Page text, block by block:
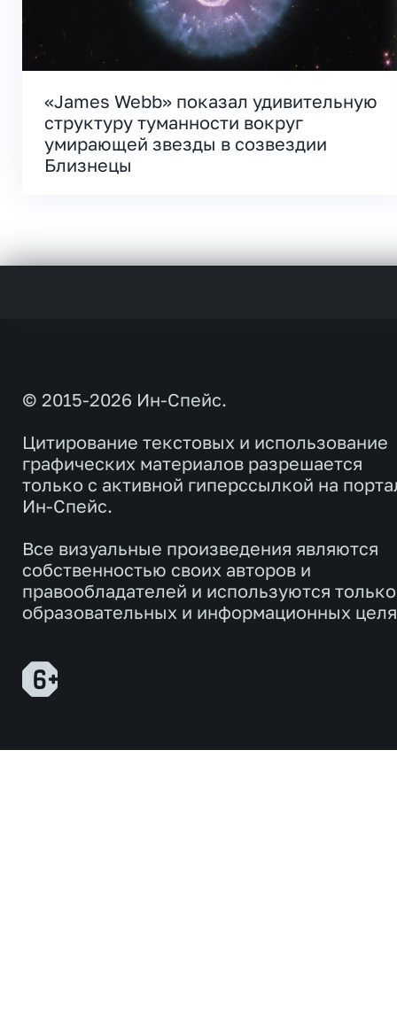
«James Webb» показал удивительную
структуру туманности вокруг
умирающей звезды в созвездии
Близнецы
© 2015-2026 Ин-Спейс.
Цитирование текстовых и использование
графических материалов разрешается
только с активной гиперссылкой на
Ин-Спейс.
Все визуальные произведения являются
собственностью своих авторов и
правообладателей и используются
образовательных и информационных